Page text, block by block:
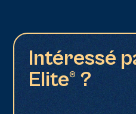
Intéressé
Elite® ?